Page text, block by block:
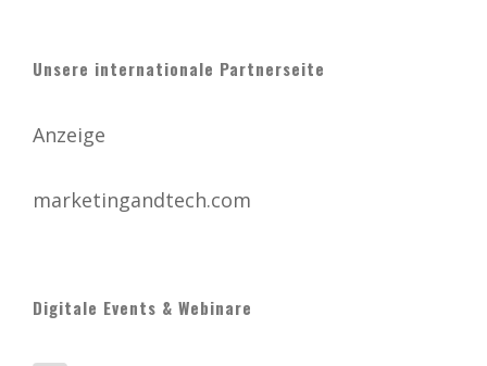
Unsere internationale Partnerseite
Anzeige
marketingandtech.com
Digitale Events & Webinare